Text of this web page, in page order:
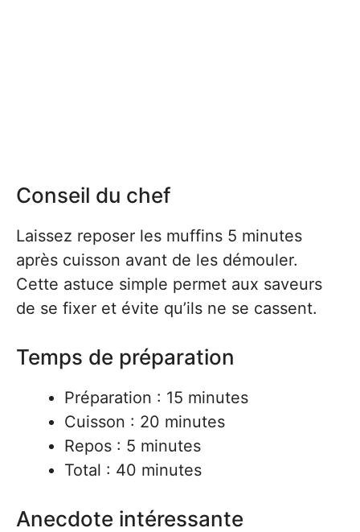
Conseil du chef
Laissez reposer les muffins 5 minutes
après cuisson avant de les démouler.
Cette astuce simple permet aux saveurs
de se fixer et évite qu’ils ne se cassent.
Temps de préparation
Préparation : 15 minutes
Cuisson : 20 minutes
Repos : 5 minutes
Total : 40 minutes
Anecdote intéressante